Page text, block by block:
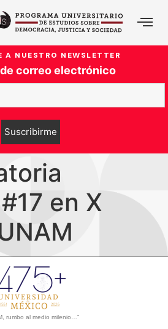
A NUESTRO NEWSLETTER
correo electrónico
en X
rumbo al medio milenio…”